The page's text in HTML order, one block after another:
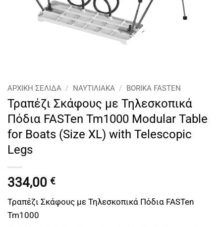
ΑΡΧΙΚΉ ΣΕΛΊΔΑ / ΝΑΥΤΙΛΙΑΚΑ / BORIKA FASTEN
Τραπέζι Σκάφους με Τηλεσκοπικά
Πόδια FASTen Tm1000 Modular Table
for Boats (Size XL) with Telescopic
Legs
334,00 €
Τραπέζι Σκάφους με Τηλεσκοπικά Πόδια FASTen
Tm1000